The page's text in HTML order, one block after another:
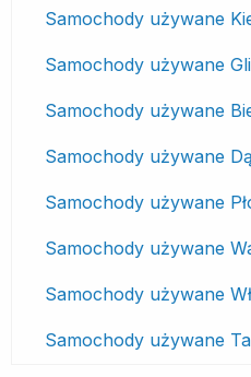
Samochody używane
Samochody używane
Samochody używane
Samochody używane
Samochody używane
Samochody używane
Samochody używane
Samochody używane